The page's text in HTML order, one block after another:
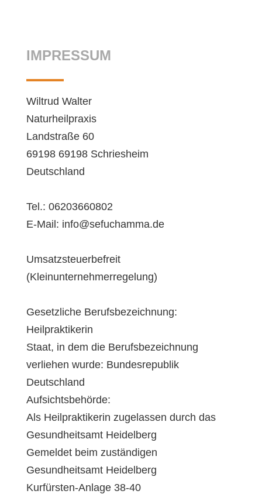
IMPRESSUM
Wiltrud Walter
Naturheilpraxis
Landstraße 60
69198 69198 Schriesheim
Deutschland
Tel.: 06203660802
E-Mail: info@sefuchamma.de
Umsatzsteuerbefreit
(Kleinunternehmerregelung)
Gesetzliche Berufsbezeichnung:
Heilpraktikerin
Staat, in dem die Berufsbezeichnung
verliehen wurde: Bundesrepublik
Deutschland
Aufsichtsbehörde:
Als Heilpraktikerin zugelassen durch das
Gesundheitsamt Heidelberg
Gemeldet beim zuständigen
Gesundheitsamt Heidelberg
Kurfürsten-Anlage 38-40